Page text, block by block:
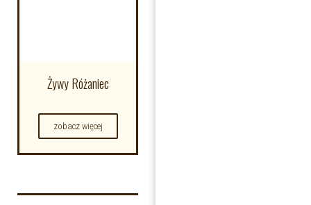
Żywy Różaniec
zobacz więcej